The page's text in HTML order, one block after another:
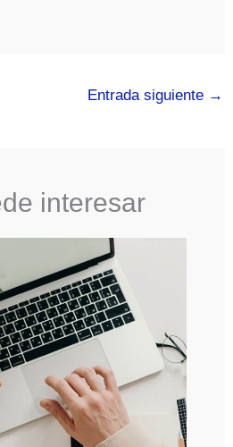
Entrada siguiente →
interesar